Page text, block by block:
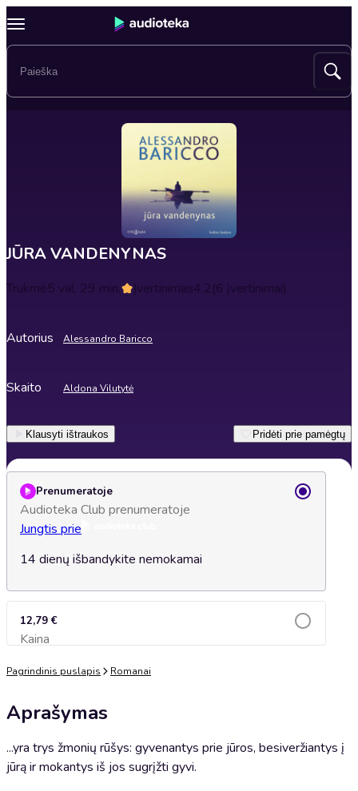
JŪRA VANDENYNAS
Trukmė5 val. 29 min. Įvertinimas4.2(6 įvertinimai)
Autorius Alessandro Baricco
Skaito Aldona Vilutytė
Klausyti ištraukos Pridėti prie pamėgtų
Prenumeratoje
Audioteka Club prenumeratoje
Jungtis prie
14 dienų išbandykite nemokamai
12,79 €
Kaina Įsidėti į krepšelį
Pagrindinis puslapis Romanai
Aprašymas
...yra trys žmonių rūšys: gyvenantys prie jūros, besiveržiantys į
jūrą ir mokantys iš jos sugrįžti gyvi.